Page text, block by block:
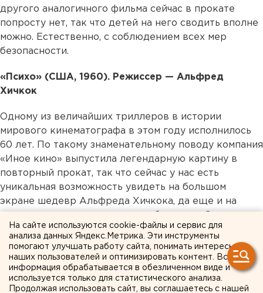
другого аналогичного фильма сейчас в прокате
попросту нет, так что детей на него сводить вполне
можно. Естественно, с соблюдением всех мер
безопасности.
«Психо» (США, 1960). Режиссер — Альфред
Хичкок
Одному из величайших триллеров в истории
мирового кинематографа в этом году исполнилось
60 лет. По такому знаменательному поводу компания
«Иное кино» выпустила легендарную картину в
повторный прокат, так что сейчас у нас есть
уникальная возможность увидеть на большом
экране шедевр Альфреда Хичкока, да еще и на
не стоит упускать.
На сайте используются cookie-файлы и сервис для
анализа данных Яндекс.Метрика. Эти инструменты
помогают улучшать работу сайта, понимать интересы
наших пользователей и оптимизировать контент. Вся
информация обрабатывается в обезличенном виде и
используется только для статистического анализа.
Продолжая использовать сайт, вы соглашаетесь с нашей